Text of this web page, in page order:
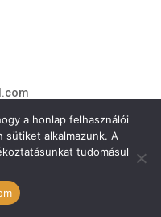
a honlap felhasználói
sütiket alkalmazunk. A
tudomásul